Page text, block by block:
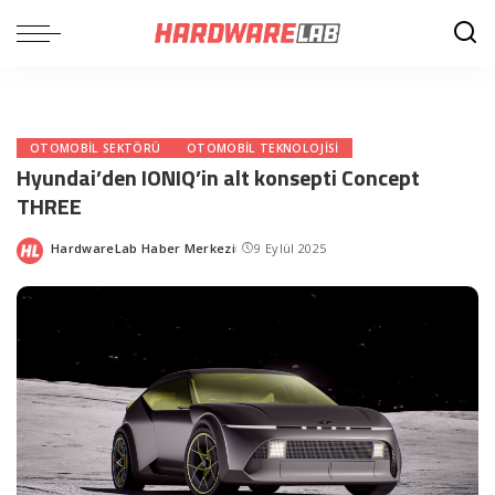
OTOMOBIL SEKTÖRÜ OTOMOBIL TEKNOLOJISI
Hyundai’den IONIQ’in alt konsepti Concept
THREE
Posted
HardwareLab Haber Merkezi 9 Eylül 2025